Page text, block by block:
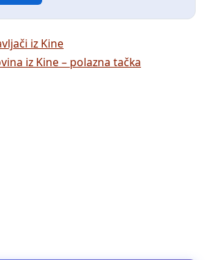
iz Kine
iz Kine – polazna tačka